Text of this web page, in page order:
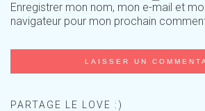
Enregistrer mon nom, mon e-mail et
navigateur pour mon prochain
PARTAGE LE LOVE :)